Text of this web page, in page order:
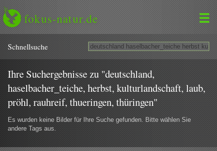
fokus-natur.de
Schnell­suche
Ihre Suchergebnisse zu "deutschland,
haselbacher_teiche, herbst, kulturlandschaft, laub,
pröhl, rauhreif, thueringen, thüringen"
Es wurden keine Bilder für Ihre Suche gefunden. Bitte wählen Sie
andere Tags aus.